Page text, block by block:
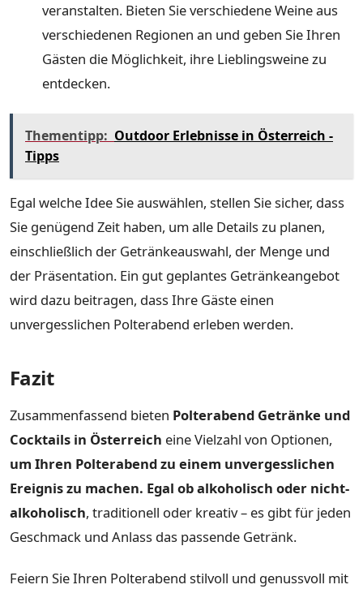
veranstalten. Bieten Sie verschiedene Weine aus
verschiedenen Regionen an und geben Sie Ihren
Gästen die Möglichkeit, ihre Lieblingsweine zu
entdecken.
Thementipp: Outdoor Erlebnisse in Österreich -
Tipps
Egal welche Idee Sie auswählen, stellen Sie sicher, dass
Sie genügend Zeit haben, um alle Details zu planen,
einschließlich der Getränkeauswahl, der Menge und
der Präsentation. Ein gut geplantes Getränkeangebot
wird dazu beitragen, dass Ihre Gäste einen
unvergesslichen Polterabend erleben werden.
Fazit
Zusammenfassend bieten Polterabend Getränke und
Cocktails in Österreich eine Vielzahl von Optionen,
um Ihren Polterabend zu einem unvergesslichen
Ereignis zu machen. Egal ob alkoholisch oder nicht-
alkoholisch, traditionell oder kreativ – es gibt für jeden
Geschmack und Anlass das passende Getränk.
Feiern Sie Ihren Polterabend stilvoll und genussvoll mit